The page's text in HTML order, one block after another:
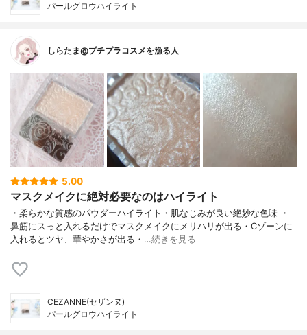
パールグロウハイライト
しらたま@プチプラコスメを漁る人
5.00
マスクメイクに絶対必要なのはハイライト
・柔らかな質感のパウダーハイライト・肌なじみが良い絶妙な色味 ・
鼻筋にスっと入れるだけでマスクメイクにメリハリが出る・Cゾーンに
入れるとツヤ、華やかさが出る・…続きを見る
CEZANNE(セザンヌ)
パールグロウハイライト